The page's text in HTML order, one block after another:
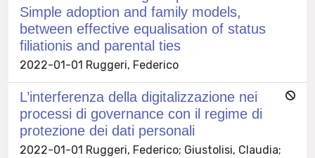
Simple adoption and family models,
between effective equalisation of status
filiationis and parental ties
2022-01-01 Ruggeri, Federico
L’interferenza della digitalizzazione nei
processi di governance con il regime di
protezione dei dati personali
2022-01-01 Ruggeri, Federico; Giustolisi, Claudia;